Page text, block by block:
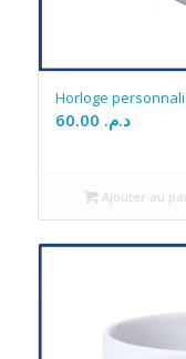
Horloge
د.م.
Ajouter au